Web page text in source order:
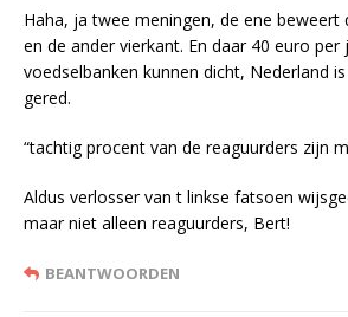
Haha, ja twee meningen, de ene beweert
en de ander vierkant. En daar 40 euro
voedselbanken kunnen dicht, Nederland
gered.
“tachtig procent van de reaguurders zijn
Aldus verlosser van t linkse fatsoen
maar niet alleen reaguurders, Bert!
BEANTWOORDEN